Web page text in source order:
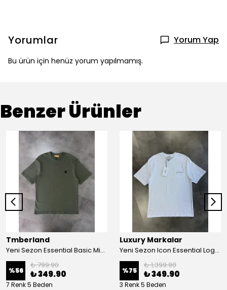
Yorumlar Yorum Yap
Bu ürün için henüz yorum yapılmamış.
Benzer Ürünler
Tmberland
Yeni Sezon Essential Basic Mini Logo T-shirt
%56
₺ 799.90
₺ 349.90
7 Renk 5 Beden
Luxury Markalar
Yeni Sezon Icon Essential Logo T-shirt
%75
₺ 1,399.90
₺ 349.90
3 Renk 5 Beden